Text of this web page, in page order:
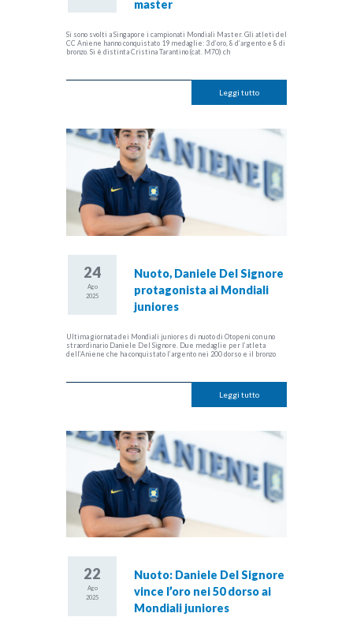
master
Si sono svolti a Singapore i campionati Mondiali Master. Gli atleti del
CC Aniene hanno conquistato 19 medaglie: 3 d’oro, 8 d’argento e 8 di
bronzo. Si è distinta Cristina Tarantino (cat. M70) ch
Leggi tutto
24
Ago
2025
Nuoto, Daniele Del Signore
protagonista ai Mondiali
juniores
Ultima giornata dei Mondiali juniores di nuoto di Otopeni con uno
straordinario Daniele Del Signore. Due medaglie per l’atleta
dell’Aniene che ha conquistato l’argento nei 200 dorso e il bronzo
Leggi tutto
22
Ago
2025
Nuoto: Daniele Del Signore
vince l’oro nei 50 dorso ai
Mondiali juniores